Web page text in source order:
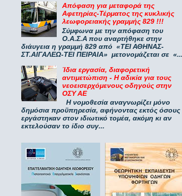
Απόφαση για μεταφορά της
Αφετηρίας-Τέρματος της κυκλικής
λεωφορειακής γραμμής 829 !!!
Σύμφωνα με την απόφαση του
Ο.Α.Σ.Α που αναρτήθηκε στην
διάυγεια η γραμμή 829 από «ΤΕΙ ΑΘΗΝΑΣ-
ΣΤ.ΑΙΓΑΛΕΩ-ΤΕΙ ΠΕΙΡΑΙΑ» μετονομάζεται σε «...
Ίδια εργασία, διαφορετική
αντιμετώπιση - Η αδικία για τους
νεοεισερχόμενους οδηγούς στην
ΟΣΥ ΑΕ
Η νομοθεσία αναγνωρίζει μόνο
δημόσια προϋπηρεσία, αφήνοντας εκτός όσους
εργάστηκαν στον ιδιωτικό τομέα, ακόμη κι αν
εκτελούσαν το ίδιο συγ...